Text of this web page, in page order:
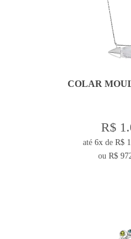
COLAR
R$
até6x deR$
ou R$